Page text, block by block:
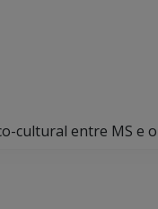
cultural entre MS e